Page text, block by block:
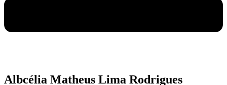
Albcélia Matheus Lima Rodrigues